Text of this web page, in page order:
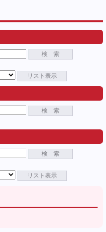
検 索
リスト表示
検 索
検 索
リスト表示